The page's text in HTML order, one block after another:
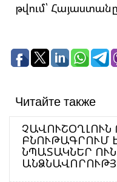
թվում՝
Читайте также
ՉԱՎՈՒՇՕՂԼՈՒՆ
ԲՆՈՒԹԱԳՐՈՒՄ
ՆՊԱՏԱԿՆԵՐ